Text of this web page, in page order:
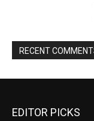
EDITOR PICKS